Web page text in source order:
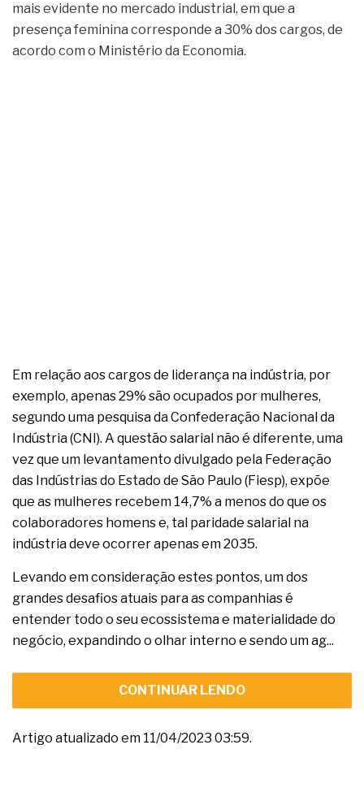
mais evidente no mercado industrial, em que a
presença feminina corresponde a 30% dos cargos, de
acordo com o Ministério da Economia.
Em relação aos cargos de liderança na indústria, por
exemplo, apenas 29% são ocupados por mulheres,
segundo uma pesquisa da Confederação Nacional da
Indústria (CNI). A questão salarial não é diferente, uma
vez que um levantamento divulgado pela Federação
das Indústrias do Estado de São Paulo (Fiesp), expõe
que as mulheres recebem 14,7% a menos do que os
colaboradores homens e, tal paridade salarial na
indústria deve ocorrer apenas em 2035.
Levando em consideração estes pontos, um dos
grandes desafios atuais para as companhias é
entender todo o seu ecossistema e materialidade do
negócio, expandindo o olhar interno e sendo um ag...
CONTINUAR LENDO
Artigo atualizado em 11/04/2023 03:59.